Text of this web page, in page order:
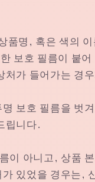
품명, 혹은 색의
보호 필름이 붙
처가 들어가는 경
보호 필름을 벗
립니다.
이 아니고, 상품
있었을 경우는,